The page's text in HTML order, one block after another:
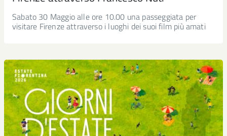
Sabato 30 Maggio alle ore 10.00 una passeggiata per
visitare Firenze attraverso i luoghi dei suoi film più amati